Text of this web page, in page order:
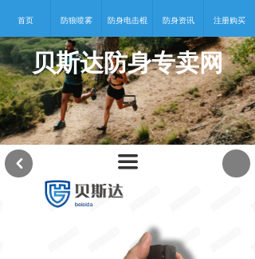
贝斯达防身专卖网
首页 防狼喷雾 防身电击棍 防身资讯 注册购买
넡
낒 끀